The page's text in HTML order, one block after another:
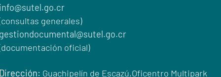
generales)
oficial)
Guachipelín de Escazú,Oficentro Multipark